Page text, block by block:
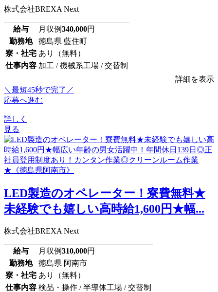
株式会社BREXA Next
給与 月収例340,000円
勤務地
徳島県 藍住町
寮・社宅 あり（無料）
仕事内容 加工 / 機械系工場 / 交替制
詳細を表示
＼最短45秒で完了／
応募へ進む
詳しく
見る
LED製造のオペレーター！寮費無料★
未経験でも嬉しい高時給1,600円★幅...
株式会社BREXA Next
給与 月収例310,000円
勤務地
徳島県 阿南市
寮・社宅 あり（無料）
仕事内容 検品・操作 / 半導体工場 / 交替制